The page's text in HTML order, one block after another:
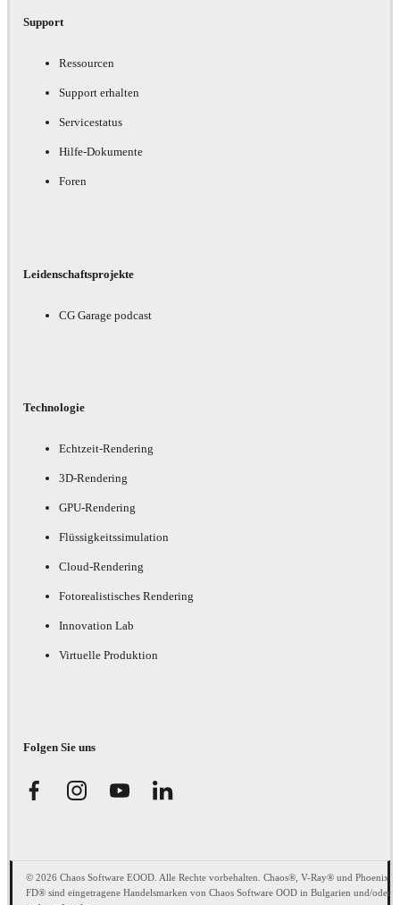
Support
Ressourcen
Support erhalten
Servicestatus
Hilfe-Dokumente
Foren
Leidenschaftsprojekte
CG Garage podcast
Technologie
Echtzeit-Rendering
3D-Rendering
GPU-Rendering
Flüssigkeitssimulation
Cloud-Rendering
Fotorealistisches Rendering
Innovation Lab
Virtuelle Produktion
Folgen Sie uns
© 2026 Chaos Software EOOD. Alle Rechte vorbehalten. Chaos®, V-Ray® und Phoenix
FD® sind eingetragene Handelsmarken von Chaos Software OOD in Bulgarien und/oder